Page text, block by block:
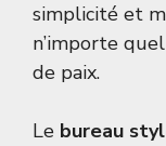
simplicité et
n’importe
de paix.
Le bureau